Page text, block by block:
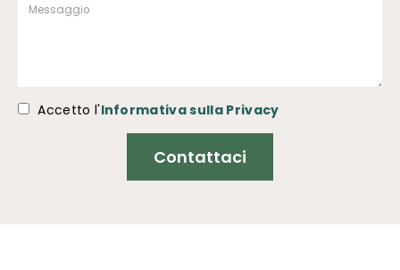
Accetto l'Informativa sulla Privacy